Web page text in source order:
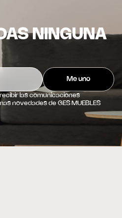
NINGUNA
las comunicaciones
novedades de GES MUEBLES